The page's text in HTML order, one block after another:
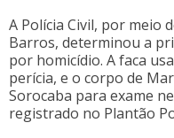
A Polícia Civil, por meio
Barros, determinou a
por homicídio. A faca
perícia, e o corpo de
Sorocaba para exame
registrado no Plantão